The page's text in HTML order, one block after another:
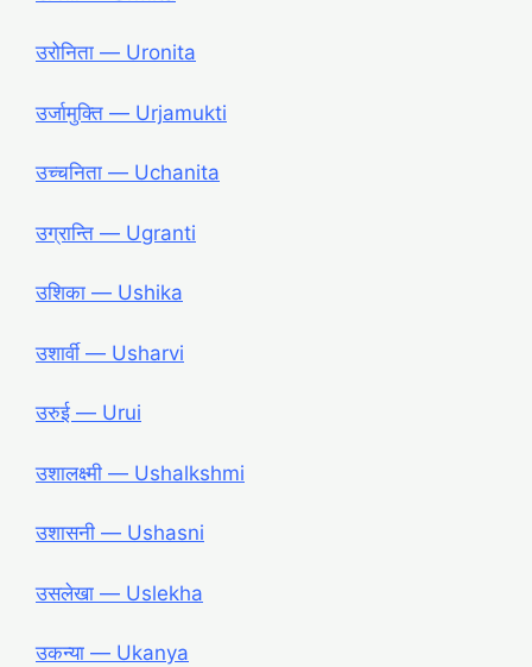
उरोनिता ― Uronita
उर्जामुक्ति ― Urjamukti
उच्चनिता ― Uchanita
उग्रान्ति ― Ugranti
उशिका ― Ushika
उशार्वी ― Usharvi
उरुई ― Urui
उशालक्ष्मी ― Ushalkshmi
उशासनी ― Ushasni
उसलेखा ― Uslekha
उकन्या ― Ukanya